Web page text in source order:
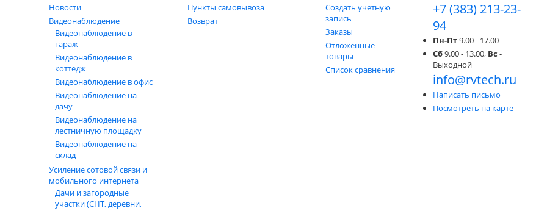
Новости
Видеонаблюдение
Видеонаблюдение в
гараж
Видеонаблюдение в
коттедж
Видеонаблюдение в офис
Видеонаблюдение на
дачу
Видеонаблюдение на
лестничную площадку
Видеонаблюдение на
склад
Усиление сотовой связи и
мобильного интернета
Дачи и загородные
участки (СНТ, деревни,
Пункты самовывоза
Возврат
Создать учетную
запись
Заказы
Отложенные
товары
Список сравнения
+7 (383) 213-23-
94
Пн-Пт9.00 - 17.00
Сб9.00 - 13.00, Вс -
Выходной
info@rvtech.ru
Написать письмо
Посмотреть на карте